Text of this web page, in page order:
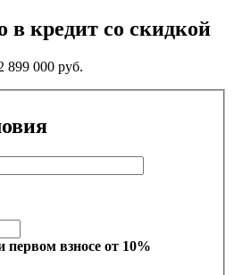
в кредит со скидкой
899 000 руб.
первом взносе от 10%